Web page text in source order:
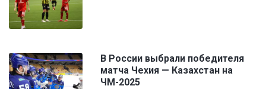
В России выбрали победителя
матча Чехия — Казахстан на
ЧМ-2025